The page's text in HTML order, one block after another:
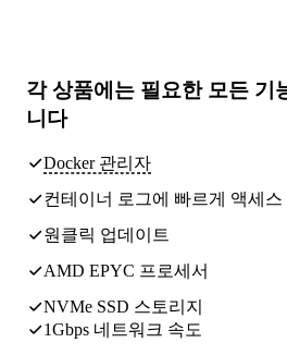
각 상품에는 필요한 모든 기
니다
Docker 관리자
컨테이너 로그에 빠르게 액세스
원클릭 업데이트
AMD EPYC 프로세서
NVMe SSD 스토리지
1Gbps 네트워크 속도